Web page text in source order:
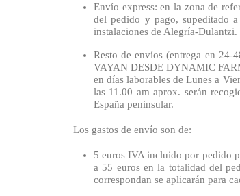
Envío express: en la zona de
del pedido y pago, supeditado
instalaciones de Alegría-Dulantzi.
Resto de envíos (entrega en
VAYAN DESDE DYNAMIC
en días laborables de Lunes a
las 11.00 am aprox. serán
España peninsular.
Los gastos de envío son de:
5 euros IVA incluido por pedido
a 55 euros en la totalidad del
correspondan se aplicarán para